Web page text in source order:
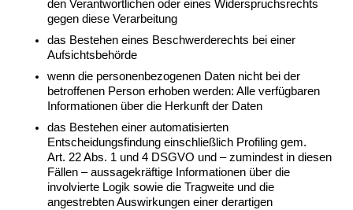
den Verantwortlichen oder eines Widerspruchsrechts
gegen diese Verarbeitung
das Bestehen eines Beschwerderechts bei einer
Aufsichtsbehörde
wenn die personenbezogenen Daten nicht bei der
betroffenen Person erhoben werden: Alle verfügbaren
Informationen über die Herkunft der Daten
das Bestehen einer automatisierten
Entscheidungsfindung einschließlich Profiling gem.
Art. 22 Abs. 1 und 4 DSGVO und – zumindest in diesen
Fällen – aussagekräftige Informationen über die
involvierte Logik sowie die Tragweite und die
angestrebten Auswirkungen einer derartigen